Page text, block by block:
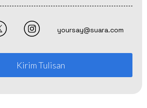
yoursay@suara.com
Kirim Tulisan